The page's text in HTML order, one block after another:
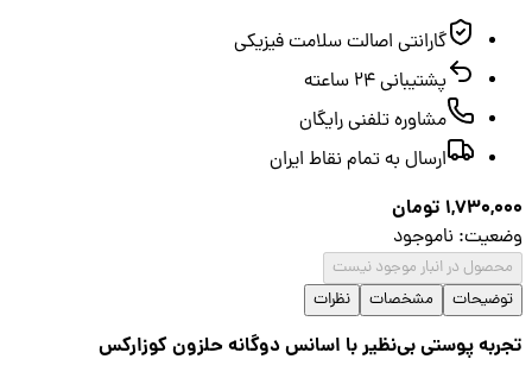
گارانتی اصالت سلامت فیزیکی
پشتیبانی ۲۴ ساعته
مشاوره تلفنی رایگان
ارسال به تمام نقاط ایران
تومان
:ناموجود
در انبار موجود نیست
مشخصات نظرات
پوستی بی‌نظیر با اسانس دوگانه حلزون کوزارکس